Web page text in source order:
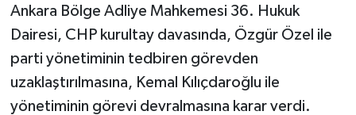
Ankara Bölge Adliye Mahkemesi 36. Hukuk
Dairesi, CHP kurultay davasında, Özgür Özel ile
parti yönetiminin tedbiren görevden
uzaklaştırılmasına, Kemal Kılıçdaroğlu ile
yönetiminin görevi devralmasına karar verdi.